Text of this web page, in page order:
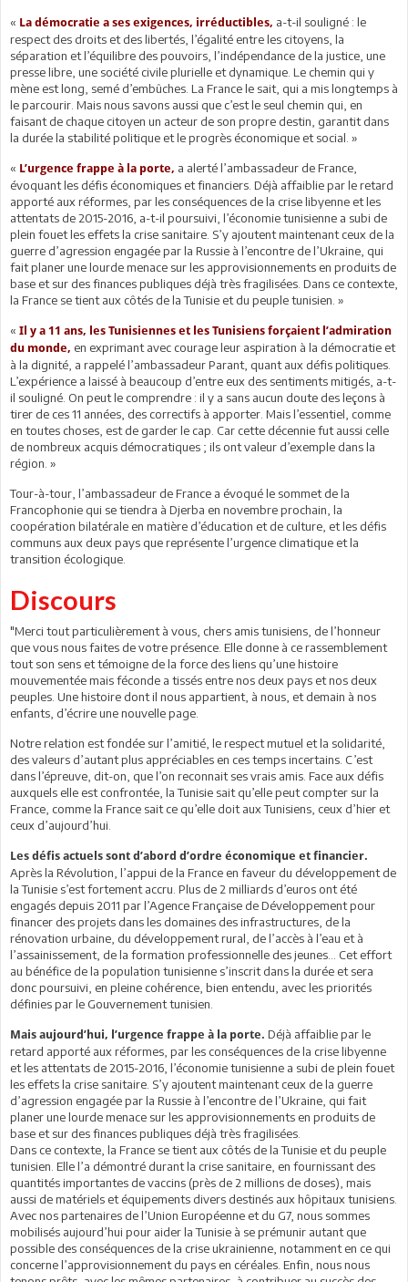
« La démocratie a ses exigences, irréductibles, a-t-il souligné : le
respect des droits et des libertés, l’égalité entre les citoyens, la
séparation et l’équilibre des pouvoirs, l’indépendance de la justice, une
presse libre, une société civile plurielle et dynamique. Le chemin qui y
mène est long, semé d’embûches. La France le sait, qui a mis longtemps à
le parcourir. Mais nous savons aussi que c’est le seul chemin qui, en
faisant de chaque citoyen un acteur de son propre destin, garantit dans
la durée la stabilité politique et le progrès économique et social. »
« L’urgence frappe à la porte, a alerté l’ambassadeur de France,
évoquant les défis économiques et financiers. Déjà affaiblie par le retard
apporté aux réformes, par les conséquences de la crise libyenne et les
attentats de 2015-2016, a-t-il poursuivi, l’économie tunisienne a subi de
plein fouet les effets la crise sanitaire. S’y ajoutent maintenant ceux de la
guerre d’agression engagée par la Russie à l’encontre de l’Ukraine, qui
fait planer une lourde menace sur les approvisionnements en produits de
base et sur des finances publiques déjà très fragilisées. Dans ce contexte,
la France se tient aux côtés de la Tunisie et du peuple tunisien. »
« Il y a 11 ans, les Tunisiennes et les Tunisiens forçaient l’admiration
du monde, en exprimant avec courage leur aspiration à la démocratie et
à la dignité, a rappelé l’ambassadeur Parant, quant aux défis politiques.
L’expérience a laissé à beaucoup d’entre eux des sentiments mitigés, a-t-
il souligné. On peut le comprendre : il y a sans aucun doute des leçons à
tirer de ces 11 années, des correctifs à apporter. Mais l’essentiel, comme
en toutes choses, est de garder le cap. Car cette décennie fut aussi celle
de nombreux acquis démocratiques ; ils ont valeur d’exemple dans la
région. »
Tour-à-tour, l’ambassadeur de France a évoqué le sommet de la
Francophonie qui se tiendra à Djerba en novembre prochain, la
coopération bilatérale en matière d’éducation et de culture, et les défis
communs aux deux pays que représente l’urgence climatique et la
transition écologique.
Discours
"Merci tout particulièrement à vous, chers amis tunisiens, de l’honneur
que vous nous faites de votre présence. Elle donne à ce rassemblement
tout son sens et témoigne de la force des liens qu’une histoire
mouvementée mais féconde a tissés entre nos deux pays et nos deux
peuples. Une histoire dont il nous appartient, à nous, et demain à nos
enfants, d’écrire une nouvelle page.
Notre relation est fondée sur l’amitié, le respect mutuel et la solidarité,
des valeurs d’autant plus appréciables en ces temps incertains. C’est
dans l’épreuve, dit-on, que l’on reconnait ses vrais amis. Face aux défis
auxquels elle est confrontée, la Tunisie sait qu’elle peut compter sur la
France, comme la France sait ce qu’elle doit aux Tunisiens, ceux d’hier et
ceux d’aujourd’hui.
Les défis actuels sont d’abord d’ordre économique et financier.
Après la Révolution, l’appui de la France en faveur du développement de
la Tunisie s’est fortement accru. Plus de 2 milliards d’euros ont été
engagés depuis 2011 par l’Agence Française de Développement pour
financer des projets dans les domaines des infrastructures, de la
rénovation urbaine, du développement rural, de l’accès à l’eau et à
l’assainissement, de la formation professionnelle des jeunes… Cet effort
au bénéfice de la population tunisienne s’inscrit dans la durée et sera
donc poursuivi, en pleine cohérence, bien entendu, avec les priorités
définies par le Gouvernement tunisien.
Mais aujourd’hui, l’urgence frappe à la porte. Déjà affaiblie par le
retard apporté aux réformes, par les conséquences de la crise libyenne
et les attentats de 2015-2016, l’économie tunisienne a subi de plein fouet
les effets la crise sanitaire. S’y ajoutent maintenant ceux de la guerre
d’agression engagée par la Russie à l’encontre de l’Ukraine, qui fait
planer une lourde menace sur les approvisionnements en produits de
base et sur des finances publiques déjà très fragilisées.
Dans ce contexte, la France se tient aux côtés de la Tunisie et du peuple
tunisien. Elle l’a démontré durant la crise sanitaire, en fournissant des
quantités importantes de vaccins (près de 2 millions de doses), mais
aussi de matériels et équipements divers destinés aux hôpitaux tunisiens.
Avec nos partenaires de l’Union Européenne et du G7, nous sommes
mobilisés aujourd’hui pour aider la Tunisie à se prémunir autant que
possible des conséquences de la crise ukrainienne, notamment en ce qui
concerne l’approvisionnement du pays en céréales. Enfin, nous nous